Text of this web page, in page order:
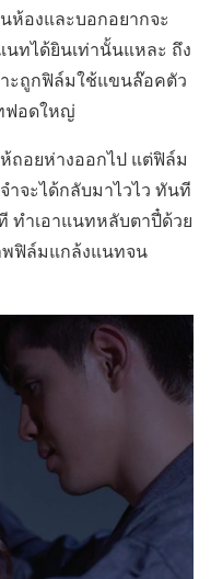
ห้องและบอกอยากจะ
ทได้ยินเท่านั้นแหละ ถึง
ะถูกฟิล์มใช้แขนล๊อคตัว
ฟอดใหญ่
ถอยห่างออกไป แต่ฟิล์ม
จะได้กลับมาไวไว ทันที
ำเอาแนทหลับตาปี๋ด้วย
พฟิล์มแกล้งแนทจน